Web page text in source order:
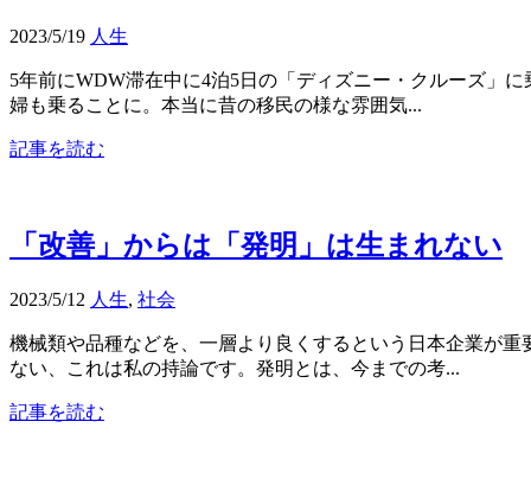
2023/5/19 人生
5年前にWDW滞在中に4泊5日の「ディズニー・クルーズ」
婦も乗ることに。本当に昔の移民の様な雰囲気...
記事を読む
「改善」からは「発明」は生まれない
2023/5/12 人生, 社会
機械類や品種などを、一層より良くするという日本企業が
ない、これは私の持論です。発明とは、今までの考...
記事を読む